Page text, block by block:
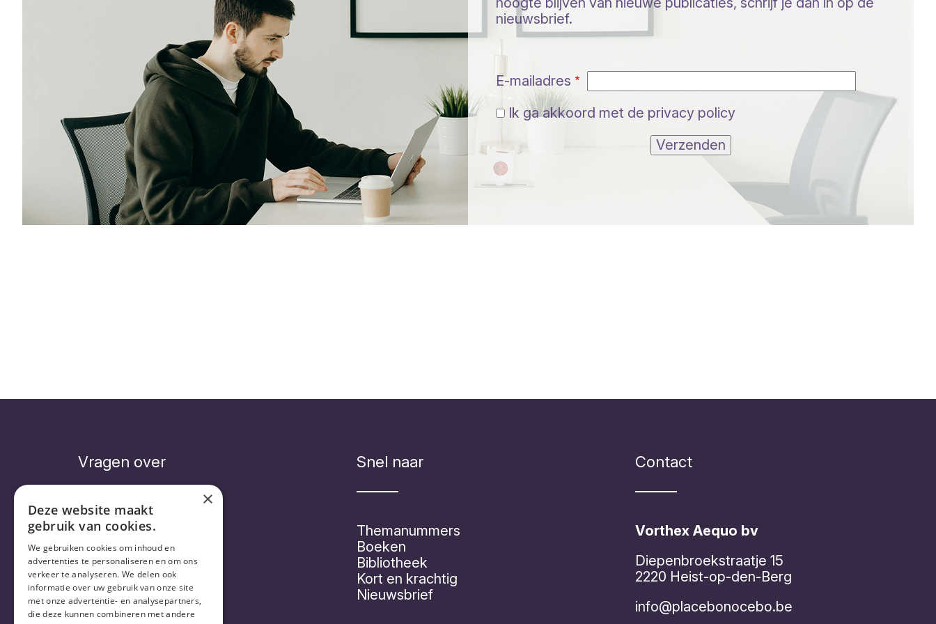
nieuwsbrief.
E-mailadres
Ik ga akkoord met de privacy policy
Verzenden
Vragen over
Veelgestelde vragen
Abonnement
Levering
Snel naar
Themanummers
Boeken
Bibliotheek
Kort en krachtig
Nieuwsbrief
Contact
Vorthex Aequo bv
Diepenbroekstraatje 15
2220 Heist-op-den-Berg
info@placebonocebo.be
×
Deze website maakt
gebruik van cookies.
We gebruiken cookies om inhoud en
advertenties te personaliseren en om ons
verkeer te analyseren. We delen ook
informatie over uw gebruik van onze site
met onze advertentie- en analysepartners,
die deze kunnen combineren met andere